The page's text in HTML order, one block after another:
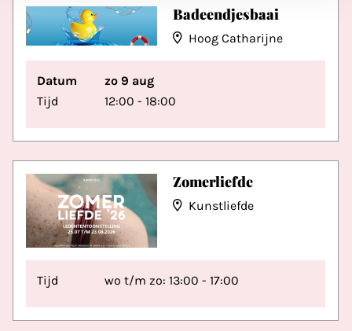
Badeendjesbaai
Hoog Catharijne
Datum
zo 9 aug
Tijd
12:00 - 18:00
Zomerliefde
Kunstliefde
Tijd wo t/m zo: 13:00 - 17:00